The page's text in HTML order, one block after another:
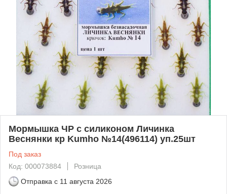
Мормышка ЧР с силиконом Личинка
Веснянки кр Kumho №14(496114) уп.25шт
Под заказ
Код: 000073884
Розница
Отправка с 11 августа 2026